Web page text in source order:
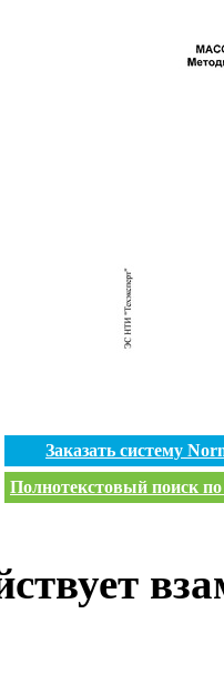
Заказать систему
Полнотекстовый поиск по